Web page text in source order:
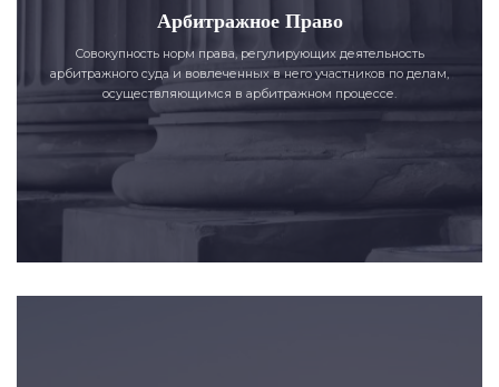
Арбитражное Право
Совокупность норм права, регулирующих деятельность
арбитражного суда и вовлеченных в него участников по делам,
осуществляющимся в арбитражном процессе.